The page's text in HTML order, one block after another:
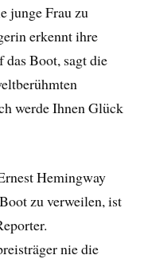
junge Frau zu
erkennt ihre
das Boot, sagt die
werde Ihnen Glück
Hemingway
zu verweilen, ist
nie die